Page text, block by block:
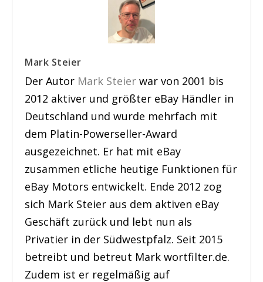
Mark Steier
Der Autor Mark Steier war von 2001 bis
2012 aktiver und größter eBay Händler in
Deutschland und wurde mehrfach mit
dem Platin-Powerseller-Award
ausgezeichnet. Er hat mit eBay
zusammen etliche heutige Funktionen für
eBay Motors entwickelt. Ende 2012 zog
sich Mark Steier aus dem aktiven eBay
Geschäft zurück und lebt nun als
Privatier in der Südwestpfalz. Seit 2015
betreibt und betreut Mark wortfilter.de.
Zudem ist er regelmäßig auf